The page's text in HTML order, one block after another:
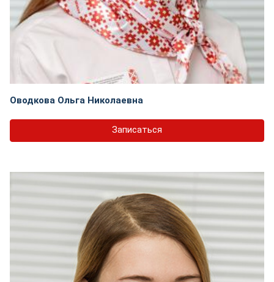
Оводкова Ольга Николаевна
Записаться